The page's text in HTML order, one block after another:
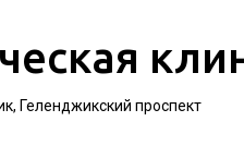
Геленджикский проспект